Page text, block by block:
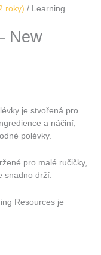
roky) / Learning
New
je stvořená pro
a náčiní,
polévky.
pro malé ručičky,
snadno drží.
Resources je